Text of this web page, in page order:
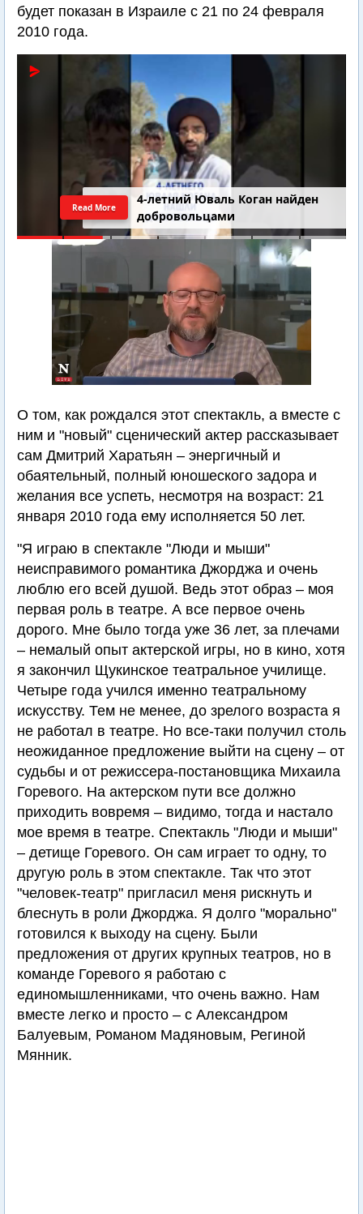
будет показан в Израиле с 21 по 24 февраля
2010 года.
4-летний Юваль Коган найден
добровольцами
Read More
О том, как рождался этот спектакль, а вместе с
ним и "новый" сценический актер рассказывает
сам Дмитрий Харатьян – энергичный и
обаятельный, полный юношеского задора и
желания все успеть, несмотря на возраст: 21
января 2010 года ему исполняется 50 лет.
"Я играю в спектакле "Люди и мыши"
неисправимого романтика Джорджа и очень
люблю его всей душой. Ведь этот образ – моя
первая роль в театре. А все первое очень
дорого. Мне было тогда уже 36 лет, за плечами
– немалый опыт актерской игры, но в кино, хотя
я закончил Щукинское театральное училище.
Четыре года учился именно театральному
искусству. Тем не менее, до зрелого возраста я
не работал в театре. Но все-таки получил столь
неожиданное предложение выйти на сцену – от
судьбы и от режиссера-постановщика Михаила
Горевого. На актерском пути все должно
приходить вовремя – видимо, тогда и настало
мое время в театре. Спектакль "Люди и мыши"
– детище Горевого. Он сам играет то одну, то
другую роль в этом спектакле. Так что этот
"человек-театр" пригласил меня рискнуть и
блеснуть в роли Джорджа. Я долго "морально"
готовился к выходу на сцену. Были
предложения от других крупных театров, но в
команде Горевого я работаю с
единомышленниками, что очень важно. Нам
вместе легко и просто – с Александром
Балуевым, Романом Мадяновым, Региной
Мянник.